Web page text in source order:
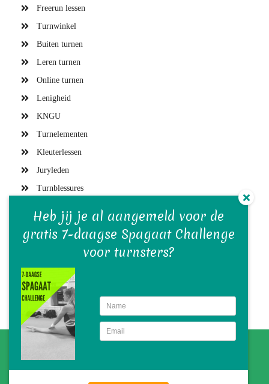
Freerun lessen
Turnwinkel
Buiten turnen
Leren turnen
Online turnen
Lenigheid
KNGU
Turnelementen
Kleuterlessen
Juryleden
Turnblessures
Gymvereniging en bestuur
Turnwedstrijden
Turnmaterialen
Turntraining
Heb jij je al aangemeld voor de
gratis 7-daagse Spagaat Challenge
voor turnsters?